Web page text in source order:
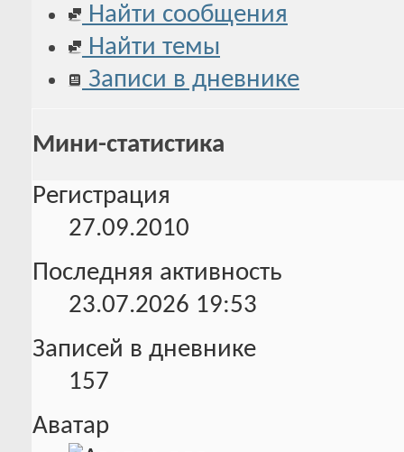
Найти сообщения
Найти темы
Записи в дневнике
Мини-статистика
Регистрация
27.09.2010
Последняя активность
23.07.2026 19:53
Записей в дневнике
157
Аватар